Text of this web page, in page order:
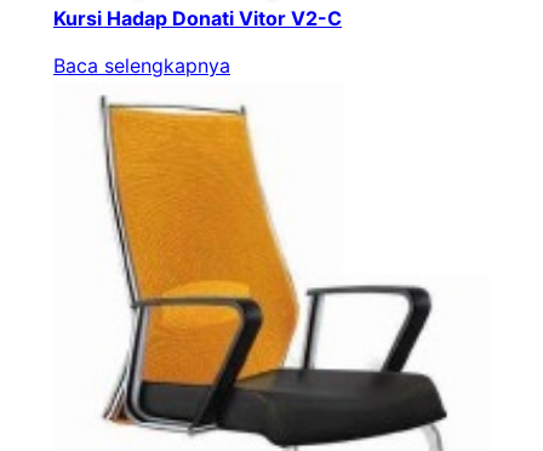
Kursi Hadap Donati Vitor V2-C
Baca selengkapnya